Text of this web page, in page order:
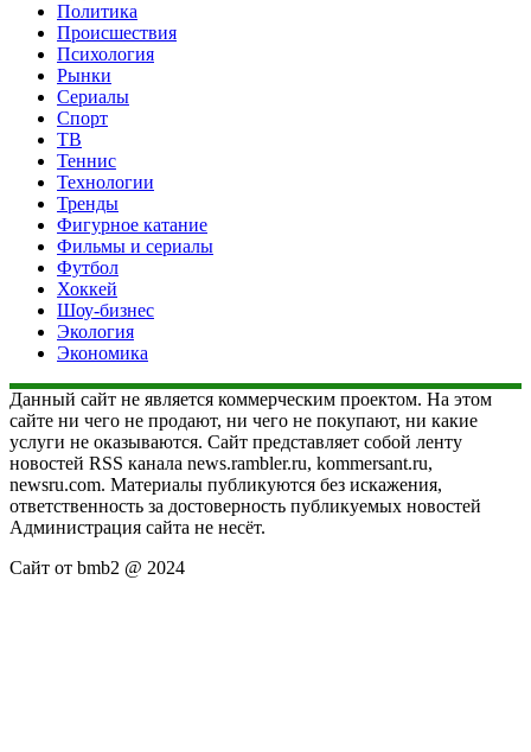
Политика
Происшествия
Психология
Рынки
Сериалы
Спорт
ТВ
Теннис
Технологии
Тренды
Фигурное катание
Фильмы и сериалы
Футбол
Хоккей
Шоу-бизнес
Экология
Экономика
Данный сайт не является коммерческим проектом. На этом
сайте ни чего не продают, ни чего не покупают, ни какие
услуги не оказываются. Сайт представляет собой ленту
новостей RSS канала news.rambler.ru, kommersant.ru,
newsru.com. Материалы публикуются без искажения,
ответственность за достоверность публикуемых новостей
Администрация сайта не несёт.
Сайт от bmb2 @ 2024